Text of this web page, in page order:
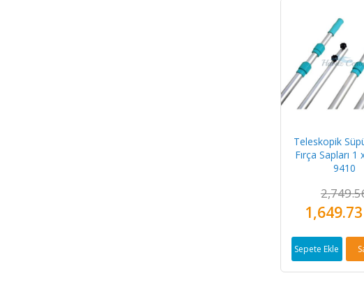
Teleskopik
Fırça Sapları 1
9410
Sepete Ekle